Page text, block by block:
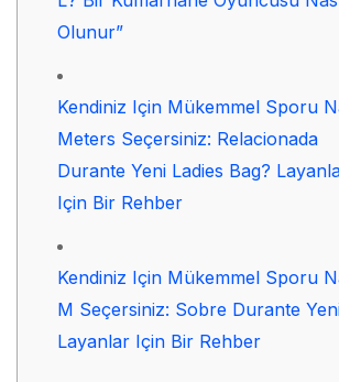
Olunur”
Kendiniz Için Mükemmel Sporu
Meters Seçersiniz: Relacionada
Durante Yeni Ladies Bag?
Için Bir Rehber
Kendiniz Için Mükemmel Sporu
M Seçersiniz: Sobre Durante
Layanlar Için Bir Rehber